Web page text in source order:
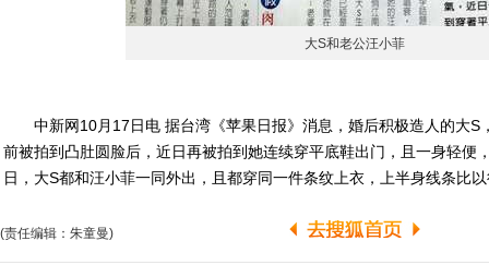
大S和老公汪小菲
中新网10月17日电 据台湾《苹果日报》消息，婚后积极造人的大S
前被拍到凸肚圆脸后，近日再被拍到她连续穿平底鞋出门，且一身轻便
日，大S都和汪小菲一同外出，且都穿同一件条纹上衣，上半身线条比
(责任编辑：朱童曼)